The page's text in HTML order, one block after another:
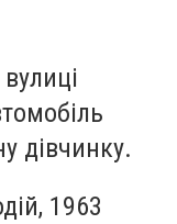
вулиці
дівчинку.
, 1963